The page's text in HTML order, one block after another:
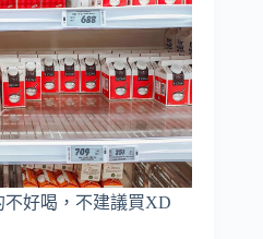
不好喝，不建議買XD